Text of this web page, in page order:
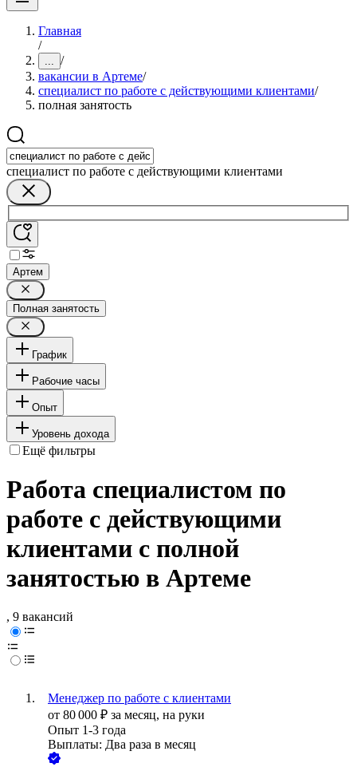
Главная
/
... /
вакансии в Артеме/
специалист по работе с действующими клиентами/
полная занятость
специалист по работе с действующими клиентами
Артем
Полная занятость
График
Рабочие часы
Опыт
Уровень дохода
Ещё фильтры
Работа специалистом по
работе с действующими
клиентами с полной
занятостью в Артеме
, 9 вакансий
Менеджер по работе с клиентами
от 80 000 ₽ за месяц, на руки
Опыт 1-3 года
Выплаты: Два раза в месяц